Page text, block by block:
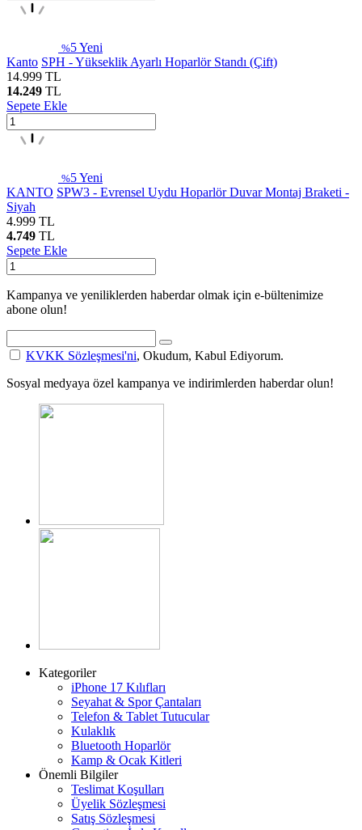
%5Yeni
Kanto SPH - Yükseklik Ayarlı Hoparlör Standı (Çift)
14.999 TL
14.249 TL
Sepete Ekle
%5Yeni
KANTO SPW3 - Evrensel Uydu Hoparlör Duvar Montaj Braketi -
Siyah
4.999 TL
4.749 TL
Sepete Ekle
Kampanya ve yeniliklerden haberdar olmak için e-bültenimize
abone olun!
KVKK Sözleşmesi'ni, Okudum, Kabul Ediyorum.
Sosyal medyaya özel kampanya ve indirimlerden haberdar olun!
Kategoriler
iPhone 17 Kılıfları
Seyahat & Spor Çantaları
Telefon & Tablet Tutucular
Kulaklık
Bluetooth Hoparlör
Kamp & Ocak Kitleri
Önemli Bilgiler
Teslimat Koşulları
Üyelik Sözleşmesi
Satış Sözleşmesi